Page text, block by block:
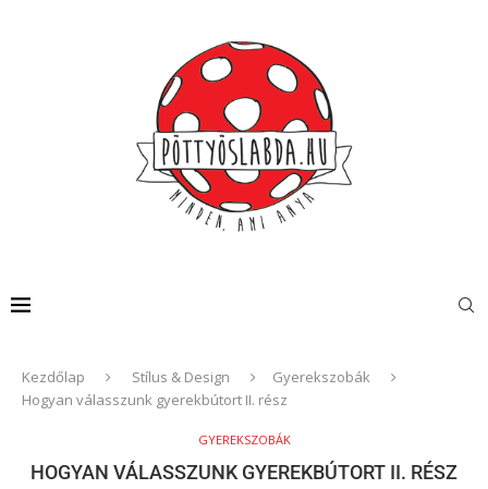
Kezdőlap Stílus & Design
Gyerekszobák
Hogyan válasszunk gyerekbútort II. rész
GYEREKSZOBÁK
HOGYAN VÁLASSZUNK GYEREKBÚTORT II. RÉSZ